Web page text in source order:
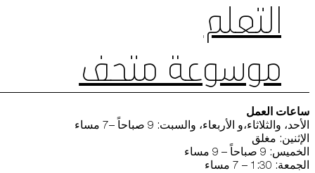
التعلم
موسوعة متحف
ساعات العمل
الأحد، والثلاثاء،و الأربعاء، والسبت: 9 صباحاً –7 مساء
الإثنين: مغلق
الخميس: 9 صباحاً – 9 مساء
الجمعة: 1:30 – 7 مساء